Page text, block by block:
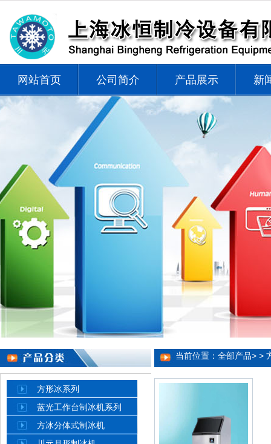
网站首页 公司简介 产品展示 新
方形冰系列
蓝光工作台制冰机系列
方冰分体式制冰机
当前位置： 全部产品> >